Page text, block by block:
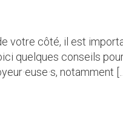
votre côté, il est
quelques conseils
notamment […]